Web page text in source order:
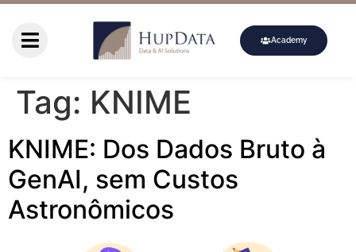
Academy
Tag: KNIME
KNIME: Dos Dados Bruto à
GenAI, sem Custos
Astronômicos